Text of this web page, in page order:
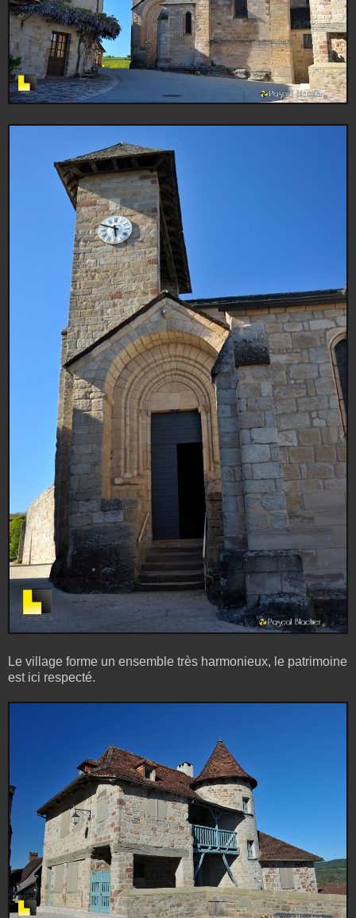
Le village forme un ensemble très harmonieux, le patrimoine
est ici respecté.